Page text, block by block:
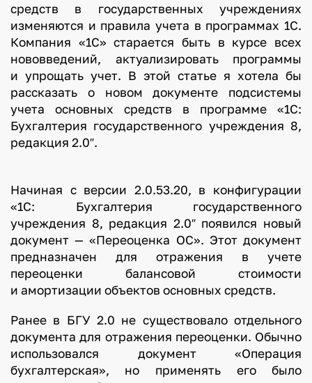
средств в государственных учреждениях
изменяются и правила учета в программах 1С.
Компания «1С» старается быть в курсе всех
нововведений, актуализировать программы
и упрощать учет. В этой статье я хотела бы
рассказать о новом документе подсистемы
учета основных средств в программе «1С:
Бухгалтерия государственного учреждения 8,
редакция 2.0″.
Начиная с версии 2.0.53.20, в конфигурации
«1С: Бухгалтерия государственного
учреждения 8, редакция 2.0″ появился новый
документ — «Переоценка ОС». Этот документ
предназначен для отражения в учете
переоценки балансовой стоимости
и амортизации объектов основных средств.
Ранее в БГУ 2.0 не существовало отдельного
документа для отражения переоценки. Обычно
использовался документ «Операция
бухгалтерская», но применять его было